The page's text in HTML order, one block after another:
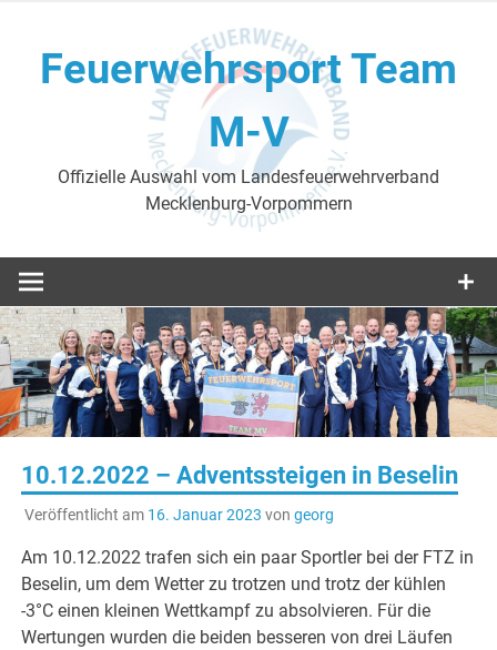
contentFeuerwehrsport Team
M-V
Offizielle Auswahl vom Landesfeuerwehrverband
Mecklenburg-Vorpommern
10.12.2022 – Adventssteigen in Beselin
Veröffentlicht am 16. Januar 2023 von georg
Am 10.12.2022 trafen sich ein paar Sportler bei der FTZ in
Beselin, um dem Wetter zu trotzen und trotz der kühlen
-3°C einen kleinen Wettkampf zu absolvieren. Für die
Wertungen wurden die beiden besseren von drei Läufen